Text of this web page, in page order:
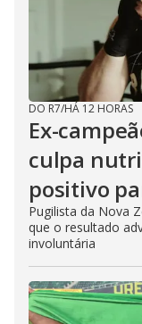
DO R7/HÁ 12 HORAS
Ex-
culpa
positivo
Pugilista da Nova
que o resultado
involuntária